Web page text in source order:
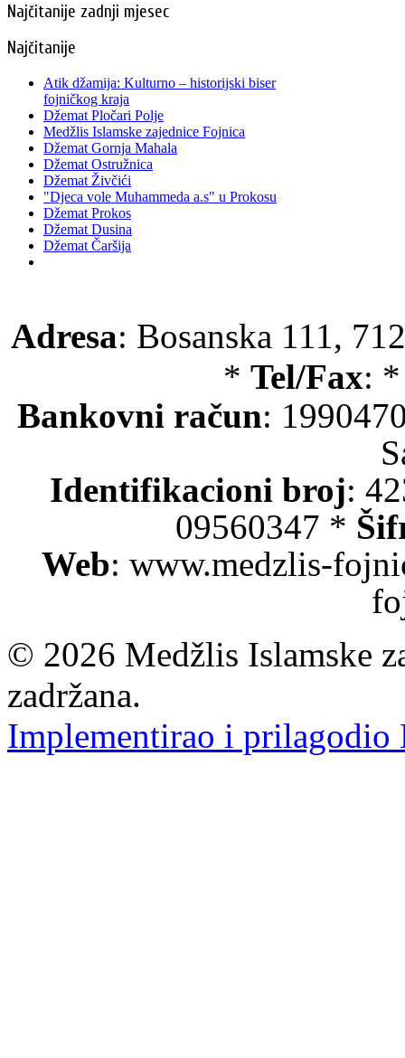
Najčitanije zadnji mjesec
Najčitanije
Atik džamija: Kulturno – historijski biser
fojničkog kraja
Džemat Pločari Polje
Medžlis Islamske zajednice Fojnica
Džemat Gornja Mahala
Džemat Ostružnica
Džemat Živčići
"Djeca vole Muhammeda a.s" u Prokosu
Džemat Prokos
Džemat Dusina
Džemat Čaršija
Adresa: Bosanska 111,
* Tel/Fax:
Bankovni račun:
Identifikacioni broj:
09560347 *
Web: www.medzlis-
© 2026 Medžlis Islamske
zadržana.
Implementirao i prilagodio